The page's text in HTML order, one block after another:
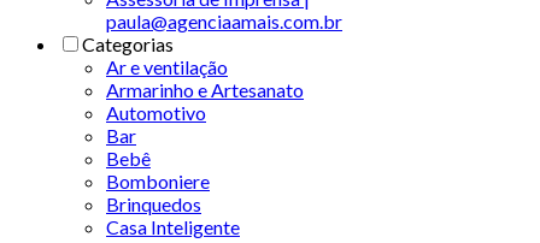
paula@agenciaamais.com.br
Categorias
Ar e ventilação
Armarinho e Artesanato
Automotivo
Bar
Bebê
Bomboniere
Brinquedos
Casa Inteligente